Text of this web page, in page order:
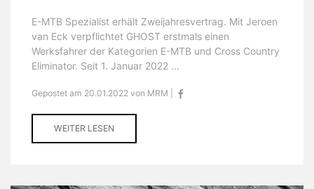
E-MTB Spezialist erhält Zweijahresvertrag. Mit Jeroen
van Eck verpflichtet GHOST erstmals einen
Werksfahrer der Kategorien E-MTB und Cross Country
Eliminator. Seit 1. Januar 2022 ...
Gepostet am 20.01.2022 von MRM |
WEITER LESEN